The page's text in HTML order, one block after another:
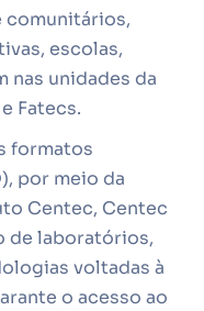
comunitários,
escolas,
nas unidades da
Fatecs.
formatos
por meio da
Centec, Centec
de laboratórios,
voltadas à
o acesso ao